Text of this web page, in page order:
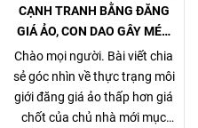
CẠNH TRANH BẰNG ĐĂNG
GIÁ ẢO, CON DAO GÂY MÉO
MÓ THỊ TRƯỜNG, GÂY HẠI
CHỦ NHÀ VÀ NHÀ MÔI GIỚI
CHÂN CHÍNH
Chào mọi người. Bài viết chia
sẻ góc nhìn về thực trạng môi
giới đăng giá ảo thấp hơn giá
chốt của chủ nhà mới mục